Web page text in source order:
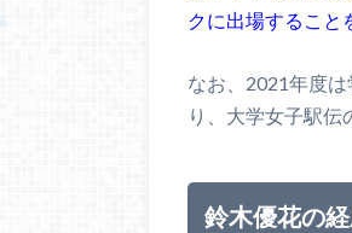
クに出場すること
なお、2021年度
り、大学女子駅伝
鈴木優花の